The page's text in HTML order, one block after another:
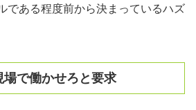
である程度前から決まっているハズ
で働かせろと要求